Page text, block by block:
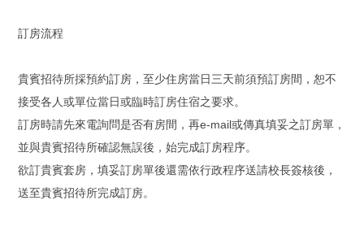
訂房流程
貴賓招待所採預約訂房，至少住房當日三天前須預訂房間，恕不
接受各人或單位當日或臨時訂房住宿之要求。
訂房時請先來電詢問是否有房間，再e-mail或傳真填妥之訂房單，
並與貴賓招待所確認無誤後，始完成訂房程序。
欲訂貴賓套房，填妥訂房單後還需依行政程序送請校長簽核後，
送至貴賓招待所完成訂房。